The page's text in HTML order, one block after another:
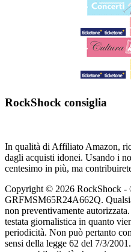
RockShock consiglia
In qualità di Affiliato Amazon,
dagli acquisti idonei. Usando i
centesimo in più, ma
Copyright © 2026 RockShock -
GRFMSM65R24A662Q.
non preventivamente
testata giornalistica in quanto
periodicità. Non può pertanto
sensi della legge 62 del 7/3/